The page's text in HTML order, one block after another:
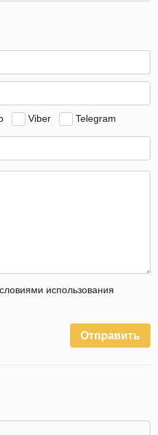
Viber Telegram
использования
Отправить